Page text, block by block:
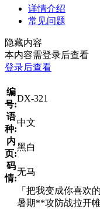
详情介绍
常见问题
隐藏内容
本内容需登录后查看
登录后查看
编
号:
DX-321
语
种:
中文
内
页:
黑白
码
情:
无马
「把我变成你喜欢
暑期**攻防战拉开